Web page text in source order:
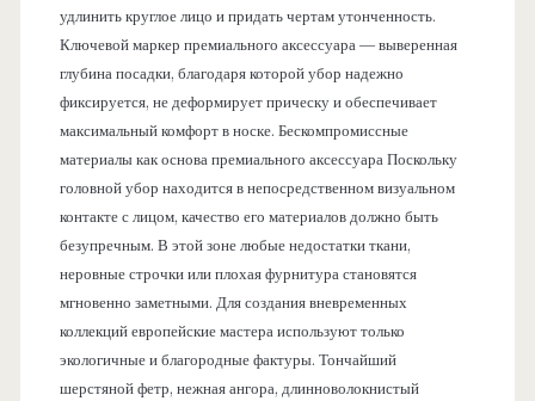
удлинить круглое лицо и придать чертам утонченность.
Ключевой маркер премиального аксессуара — выверенная
глубина посадки, благодаря которой убор надежно
фиксируется, не деформирует прическу и обеспечивает
максимальный комфорт в носке. Бескомпромиссные
материалы как основа премиального аксессуара Поскольку
головной убор находится в непосредственном визуальном
контакте с лицом, качество его материалов должно быть
безупречным. В этой зоне любые недостатки ткани,
неровные строчки или плохая фурнитура становятся
мгновенно заметными. Для создания вневременных
коллекций европейские мастера используют только
экологичные и благородные фактуры. Тончайший
шерстяной фетр, нежная ангора, длинноволокнистый